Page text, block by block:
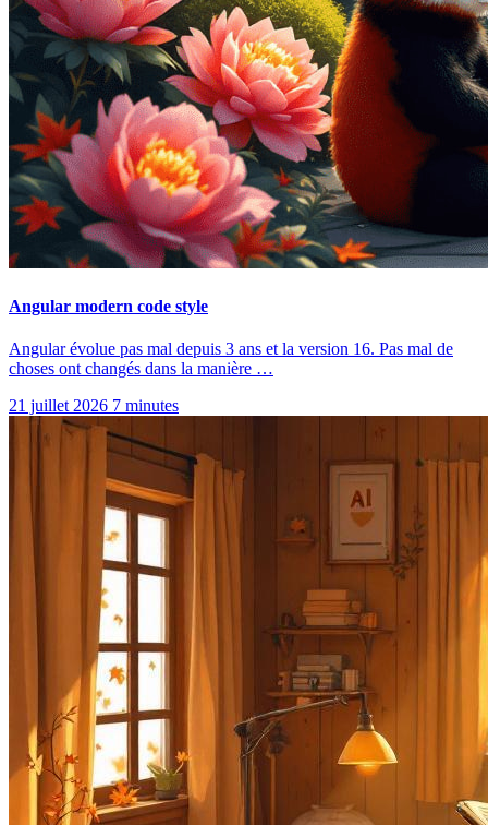
Angular modern code style
Angular évolue pas mal depuis 3 ans et la version 16. Pas mal de
choses ont changés dans la manière …
21 juillet 2026 7 minutes